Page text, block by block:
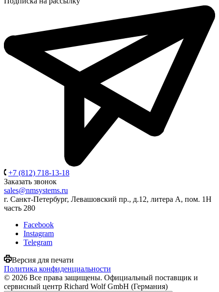
+7 (812) 718-13-18
Заказать звонок
sales@nmsystems.ru
г. Санкт-Петербург, Левашовский пр., д.12, литера А, пом. 1Н
часть 280
Facebook
Instagram
Telegram
Версия для печати
Политика конфиденциальности
© 2026 Все права защищены. Официальный поставщик и
сервисный центр Richard Wolf GmbH (Германия)